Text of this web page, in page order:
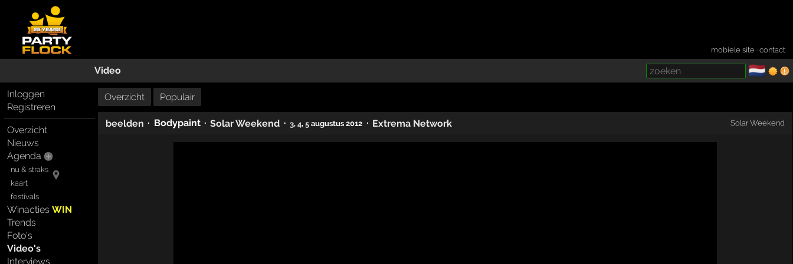
mobiele site ·contact
Video 🇳🇱
Inloggen
Registreren
Overzicht
Nieuws
Agenda
nu & straks
kaart
festivals
WinactiesWIN
Trends
Foto's
Video's
Interviews
Overzicht Populair
beelden · Bodypaint · Solar Weekend · 3,4,5augustus 2012 · Extrema Network Solar Weekend